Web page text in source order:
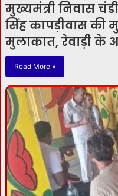
मुख्यमंत्री निवास
सिंह कापड़ीवास की
मुलाकात, रेवाड़ी के
Read More »